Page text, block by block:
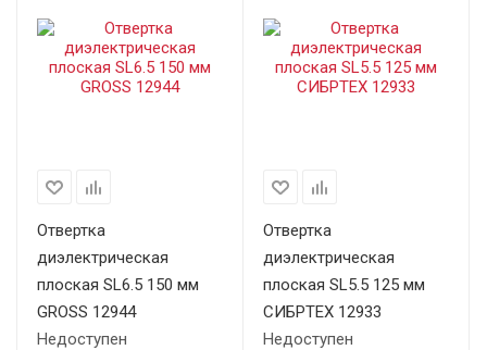
Отвертка
диэлектрическая
плоская SL6.5 150 мм
GROSS 12944
Недоступен
Отвертка
диэлектрическая
плоская SL5.5 125 мм
СИБРТЕХ 12933
Недоступен